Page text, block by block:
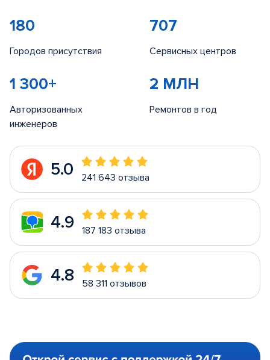
180
Городов присутствия
707
Сервисных центров
1 300+
Авторизованных
инженеров
2 МЛН
Ремонтов в год
5.0 241 643 отзыва
4.9 187 183 отзыва
4.8 58 311 отзывов